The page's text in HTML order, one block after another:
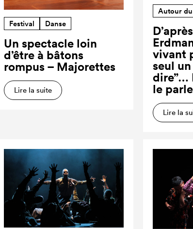
Festival Danse
Un spectacle loin
d’être à bâtons
rompus – Majorettes
Lire la suite
Autour
vivant
seul
dire”…
le
Lire la